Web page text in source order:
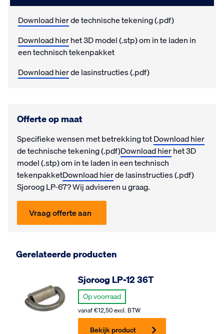
Download hierde technische tekening (.pdf)
Download hierhet 3D model (.stp) om in te laden in
een technisch tekenpakket
Download hierde lasinstructies (.pdf)
Offerte op maat
Specifieke wensen met be­trek­king totDownload hier
de technische tekening (.pdf)Download hierhet 3D
model (.stp) om in te laden in een technisch
tekenpakketDownload hierde lasinstructies (.pdf)
Sjoroog LP-67? Wij ad­vi­seren u graag.
Vraag offerte aan
Gerelateerde producten
Sjoroog LP-12 36T
Op voorraad
vanaf€12,50excl. BTW
Bekijk product